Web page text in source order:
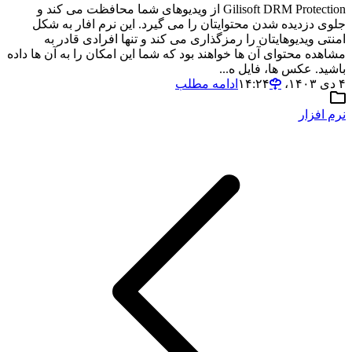
Gilisoft DRM Protection از ویدیوهای شما محافظت می کند و
جلوی دزدیده شدن محتوایتان را می گیرد. این نرم افار به شکل
امنتی ویدیوهایتان را رمزگذاری می کند و تنها افرادی قادر به
مشاهده محتوای آن ها خواهند بود که شما این امکان را به آن ها داده
باشید. عکس ها، فایل ه...
۴ دی ۱۴۰۳،‏ ۱۴:۲۴
ادامه مطلب
نرم افزار